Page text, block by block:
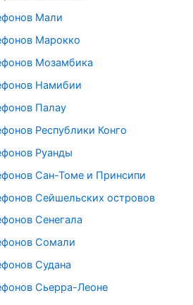
Мали
Марокко
Мозамбика
Намибии
Палау
Республики Конго
Руанды
Сан-Томе и Принсипи
Сейшельских островов
Сенегала
Сомали
Судана
Сьерра-Леоне